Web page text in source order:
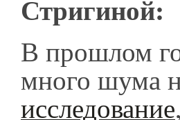
Стригиной:
В прошлом
много шума
исследование